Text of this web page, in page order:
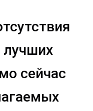
лучших
сейчас